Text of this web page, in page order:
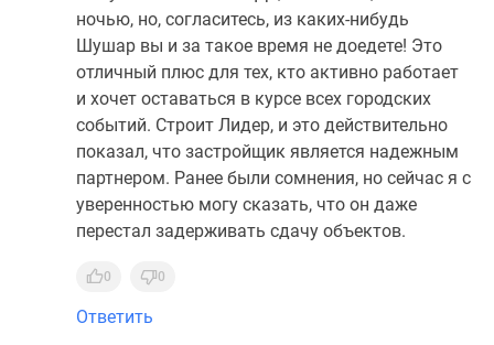
ночью, но, согласитесь, из каких-нибудь
Шушар вы и за такое время не доедете! Это
отличный плюс для тех, кто активно работает
и хочет оставаться в курсе всех городских
событий. Строит Лидер, и это действительно
показал, что застройщик является надежным
партнером. Ранее были сомнения, но сейчас я с
уверенностью могу сказать, что он даже
перестал задерживать сдачу объектов.
0 0
Ответить